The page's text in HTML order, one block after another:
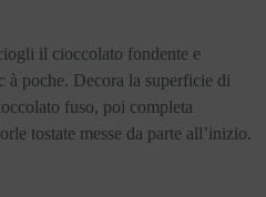
il cioccolato fondente e
à poche. Decora la superficie di
fuso, poi completa
tostate messe da parte all’inizio.